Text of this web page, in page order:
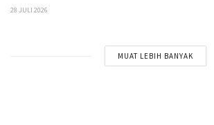
28 JULI 2026
MUAT LEBIH BANYAK